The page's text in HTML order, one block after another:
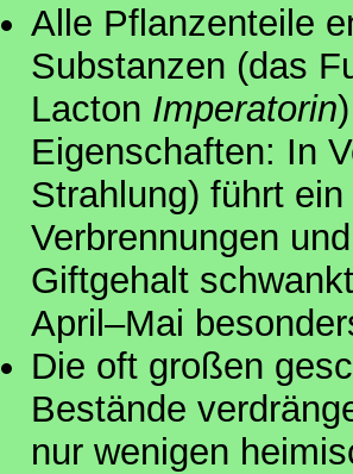
Alle Pflanzenteile
Substanzen (das
Lacton Imperatorin
Eigenschaften: In
Strahlung) führt
Verbrennungen
Giftgehalt
April–Mai
Die oft großen
Bestände
nur wenigen